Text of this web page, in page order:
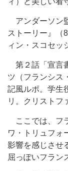
アンダーソン
ストーリー』（
ィン・スコセッ
第２話「宣言
ツ（フランシス
記風ルポ。学生
リ。クリストフ
ここでは、フ
ワ・トリュフォ
影響を感じさせ
屈っぽいフラン